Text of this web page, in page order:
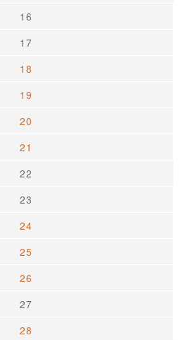
16
17
18
19
20
21
22
23
24
25
26
27
28